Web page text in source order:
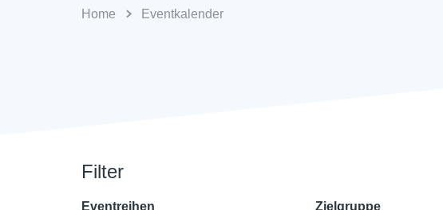
Home Eventkalender
Filter
Eventreihen Zielgruppe